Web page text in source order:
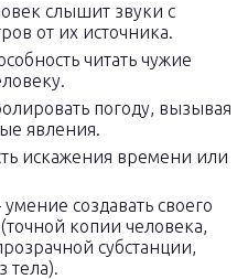
слышит звуки с
от их источника.
читать чужие
погоду, вызывая
явления.
искажения времени или
создавать своего
копии человека,
субстанции,
тела).